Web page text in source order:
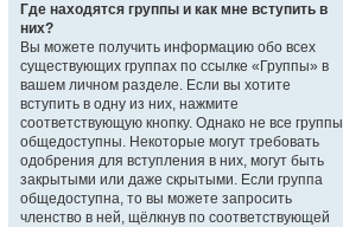
Где находятся группы и как мне вступить в
них?
Вы можете получить информацию обо всех
существующих группах по ссылке «Группы» в
вашем личном разделе. Если вы хотите
вступить в одну из них, нажмите
соответствующую кнопку. Однако не все группы
общедоступны. Некоторые могут требовать
одобрения для вступления в них, могут быть
закрытыми или даже скрытыми. Если группа
общедоступна, то вы можете запросить
членство в ней, щёлкнув по соответствующей